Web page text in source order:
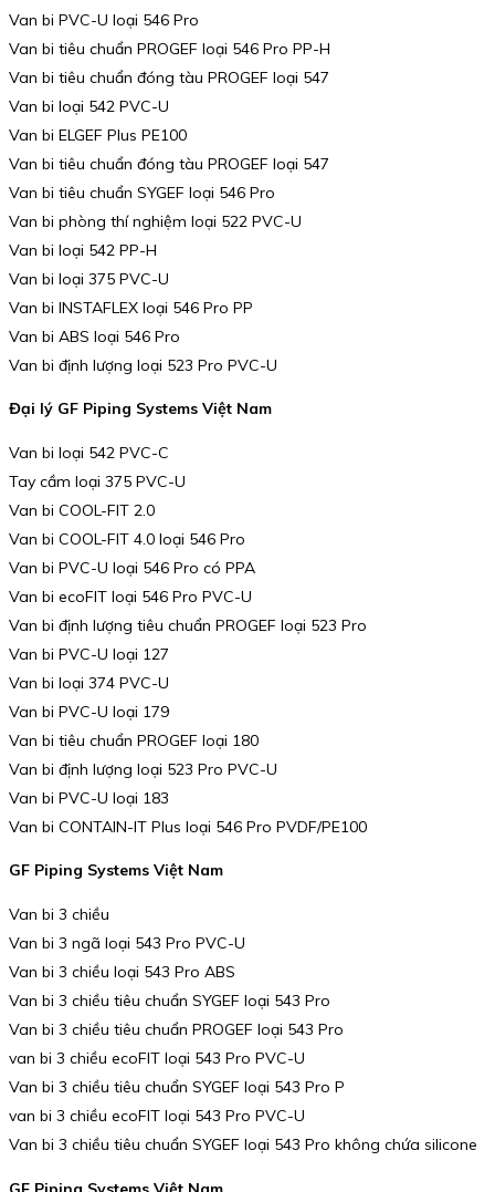
Van bi PVC-U loại 546 Pro
Van bi tiêu chuẩn PROGEF loại 546 Pro PP-H
Van bi tiêu chuẩn đóng tàu PROGEF loại 547
Van bi loại 542 PVC-U
Van bi ELGEF Plus PE100
Van bi tiêu chuẩn đóng tàu PROGEF loại 547
Van bi tiêu chuẩn SYGEF loại 546 Pro
Van bi phòng thí nghiệm loại 522 PVC-U
Van bi loại 542 PP-H
Van bi loại 375 PVC-U
Van bi INSTAFLEX loại 546 Pro PP
Van bi ABS loại 546 Pro
Van bi định lượng loại 523 Pro PVC-U
Đại lý GF Piping Systems Việt Nam
Van bi loại 542 PVC-C
Tay cầm loại 375 PVC-U
Van bi COOL-FIT 2.0
Van bi COOL-FIT 4.0 loại 546 Pro
Van bi PVC-U loại 546 Pro có PPA
Van bi ecoFIT loại 546 Pro PVC-U
Van bi định lượng tiêu chuẩn PROGEF loại 523 Pro
Van bi PVC-U loại 127
Van bi loại 374 PVC-U
Van bi PVC-U loại 179
Van bi tiêu chuẩn PROGEF loại 180
Van bi định lượng loại 523 Pro PVC-U
Van bi PVC-U loại 183
Van bi CONTAIN-IT Plus loại 546 Pro PVDF/PE100
GF Piping Systems Việt Nam
Van bi 3 chiều
Van bi 3 ngã loại 543 Pro PVC-U
Van bi 3 chiều loại 543 Pro ABS
Van bi 3 chiều tiêu chuẩn SYGEF loại 543 Pro
Van bi 3 chiều tiêu chuẩn PROGEF loại 543 Pro
van bi 3 chiều ecoFIT loại 543 Pro PVC-U
Van bi 3 chiều tiêu chuẩn SYGEF loại 543 Pro P
van bi 3 chiều ecoFIT loại 543 Pro PVC-U
Van bi 3 chiều tiêu chuẩn SYGEF loại 543 Pro không chứa silicone